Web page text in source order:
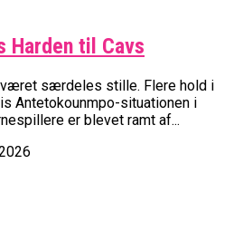
Harden til Cavs
været særdeles stille. Flere hold i
Antetokounmpo-situationen i
er blevet ramt af...